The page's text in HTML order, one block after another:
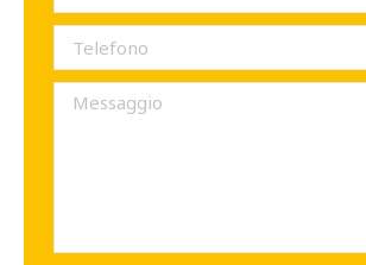
Telefono
Messaggio